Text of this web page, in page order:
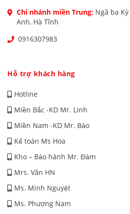
Chi nhánh miền Trung: Ngã ba
Anh, Hà Tĩnh
0916307983
Hỗ trợ khách hàng
Hotline
Miền Bắc -KD Mr. Linh
Miền Nam -KD Mr. Bảo
Kế toán Ms Hoa
Kho – Bảo hành Mr. Đảm
Mrs. Vân HN
Ms. Minh Nguyệt
Ms. Phương Nam